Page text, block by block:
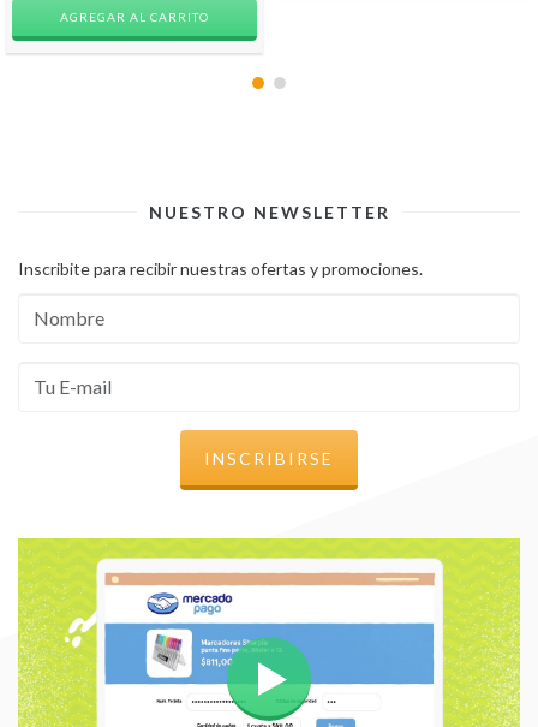
AGREGAR AL CARRITO
NUESTRO NEWSLETTER
Inscribite para recibir nuestras ofertas y promociones.